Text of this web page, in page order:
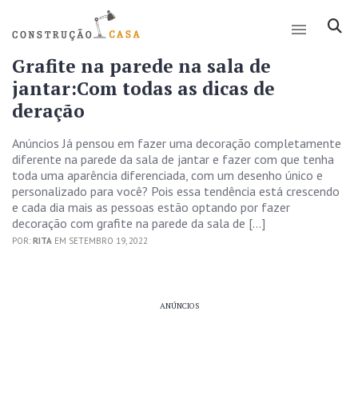
Grafite na parede na sala de
jantar:Com todas as dicas de
deração
Anúncios Já pensou em fazer uma decoração completamente
diferente na parede da sala de jantar e fazer com que tenha
toda uma aparência diferenciada, com um desenho único e
personalizado para você? Pois essa tendência está crescendo
e cada dia mais as pessoas estão optando por fazer
decoração com grafite na parede da sala de […]
POR: RITA EM SETEMBRO 19, 2022
ANÚNCIOS